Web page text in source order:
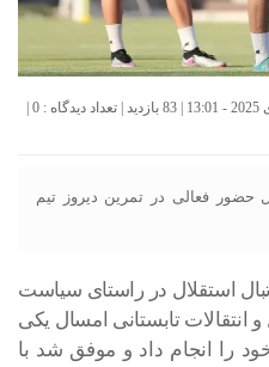
0
|
فعالی در تمرین دیروز تیم
استقلال در راستای سیاست
تابستانی امسال یکی
را انجام داد و موفق شد با